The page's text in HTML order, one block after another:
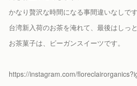
かなり贅沢な時間になる事間違いなしです
台湾新入荷のお茶を淹れて、最後はしっ
お茶菓子は、ビーガンスイーツです。
https://instagram.com/